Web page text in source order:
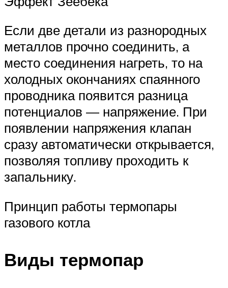
Если две детали из разнородных
металлов прочно соединить, а
место соединения нагреть, то на
холодных окончаниях спаянного
проводника появится разница
потенциалов — напряжение. При
появлении напряжения клапан
сразу автоматически открывается,
позволяя топливу проходить к
запальнику.
Принцип работы термопары
газового котла
Виды термопар